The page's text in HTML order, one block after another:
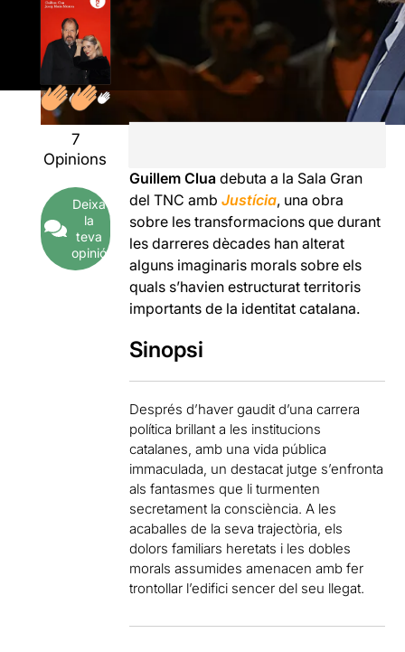
7
Opinions
Deixa
la
teva
opinió
Guillem Clua debuta a la Sala Gran
del TNC ambJustícia, una obra
sobre les transformacions que durant
les darreres dècades han alterat
alguns imaginaris morals sobre els
quals s’havien estructurat territoris
importants de la identitat catalana.
Sinopsi
Després d’haver gaudit d’una carrera
política brillant a les institucions
catalanes, amb una vida pública
immaculada, un destacat jutge s’enfronta
als fantasmes que li turmenten
secretament la consciència. A les
acaballes de la seva trajectòria, els
dolors familiars heretats i les dobles
morals assumides amenacen amb fer
trontollar l’edifici sencer del seu llegat.